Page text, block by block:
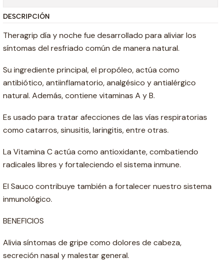
DESCRIPCIÓN
Theragrip día y noche fue desarrollado para aliviar los
síntomas del resfriado común de manera natural.
Su ingrediente principal, el propóleo, actúa como
antibiótico, antiinflamatorio, analgésico y antialérgico
natural. Además, contiene vitaminas A y B.
Es usado para tratar afecciones de las vías respiratorias
como catarros, sinusitis, laringitis, entre otras.
La Vitamina C actúa como antioxidante, combatiendo
radicales libres y fortaleciendo el sistema inmune.
El Sauco contribuye también a fortalecer nuestro sistema
inmunológico.
BENEFICIOS
Alivia síntomas de gripe como dolores de cabeza,
secreción nasal y malestar general.